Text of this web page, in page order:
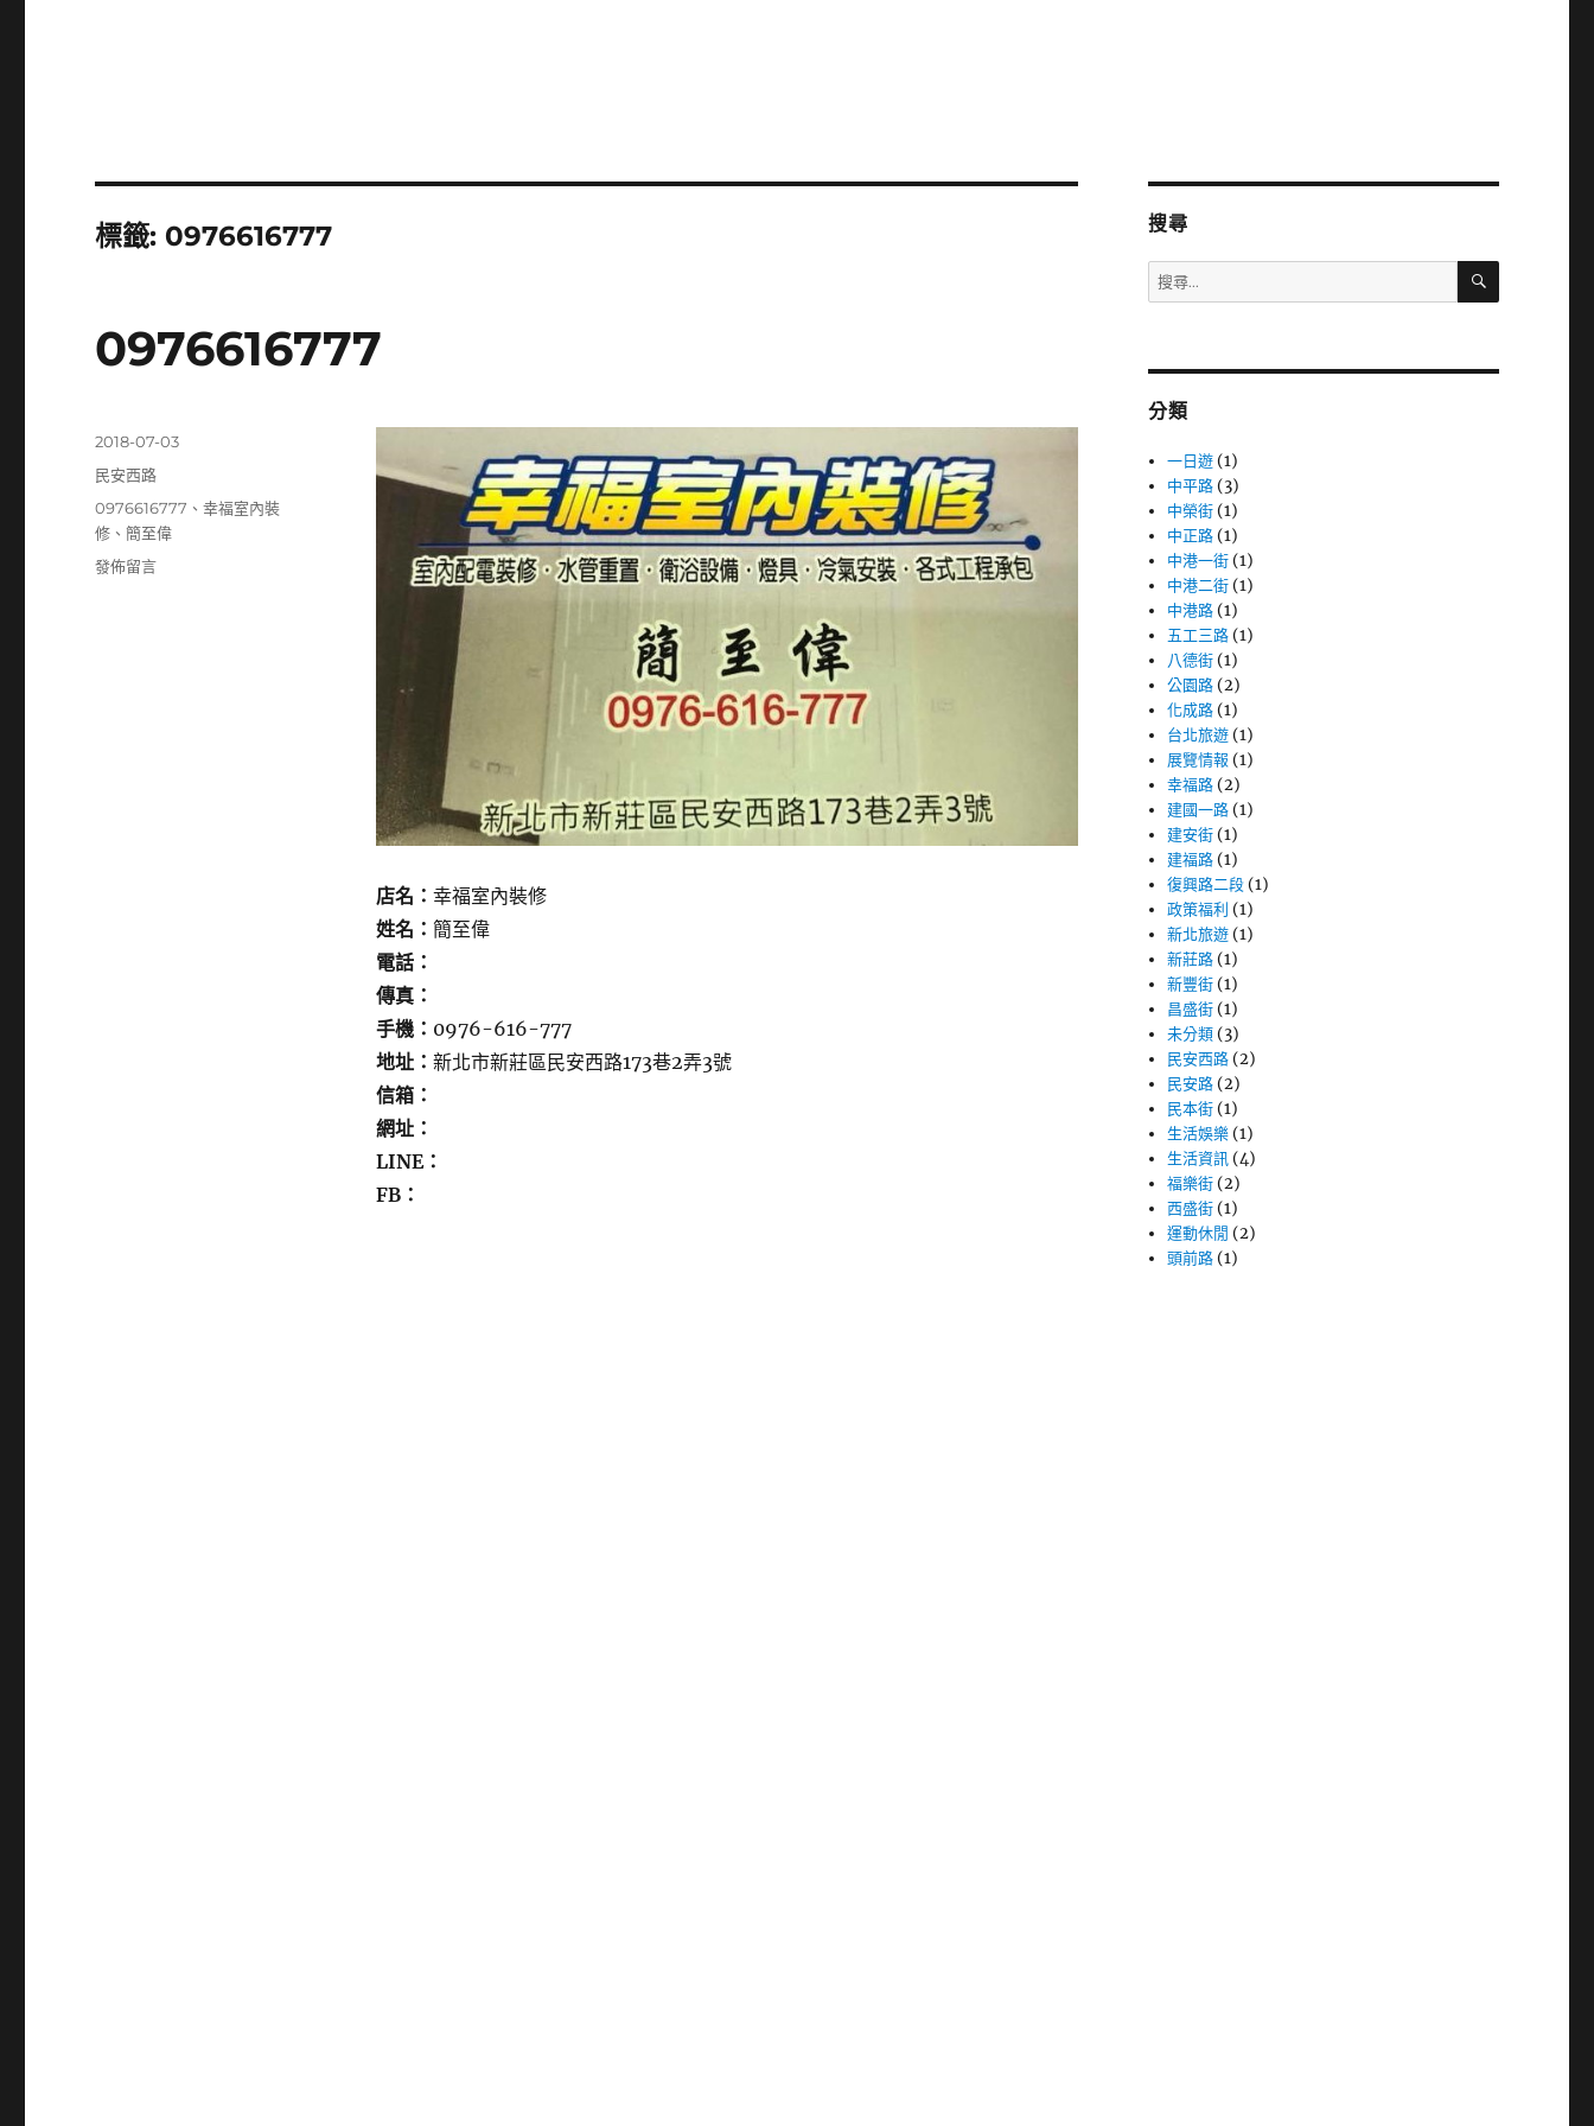
標籤: 0976616777
0976616777
店名： 幸福室內裝修
姓名： 簡至偉
電話：
傳真：
手機： 0976-616-777
地址： 新北市新莊區民安西路173巷2弄3號
信箱：
網址：
LINE：
FB：
發
佈
期:
2018-07-03
分
民安西路
標
籤
0976616777 、幸福室內裝
修 、簡至偉
在
發佈留言
搜尋
搜
尋
字:
搜
分類
一日遊 (1)
中平路 (3)
中榮街 (1)
中正路 (1)
中港一街 (1)
中港二街 (1)
中港路 (1)
五工三路 (1)
八德街 (1)
公園路 (2)
化成路 (1)
台北旅遊 (1)
展覽情報 (1)
幸福路 (2)
建國一路 (1)
建安街 (1)
建福路 (1)
復興路二段 (1)
政策福利 (1)
新北旅遊 (1)
新莊路 (1)
新豐街 (1)
昌盛街 (1)
未分類 (3)
民安西路 (2)
民安路 (2)
民本街 (1)
生活娛樂 (1)
生活資訊 (4)
福樂街 (2)
西盛街 (1)
運動休閒 (2)
頭前路 (1)